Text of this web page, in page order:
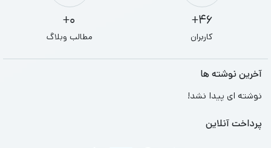
46+
کاربران
0+
مطالب وبلاگ
آخرین نوشته ها
نوشته ای پیدا نشد!
پرداخت آنلاین